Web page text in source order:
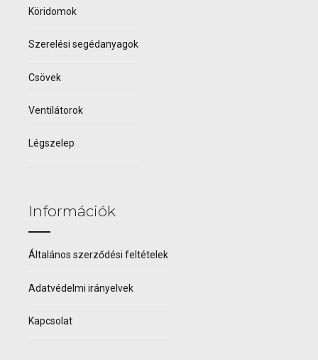
Köridomok
Szerelési segédanyagok
Csövek
Ventilátorok
Légszelep
Információk
Általános szerződési feltételek
Adatvédelmi irányelvek
Kapcsolat